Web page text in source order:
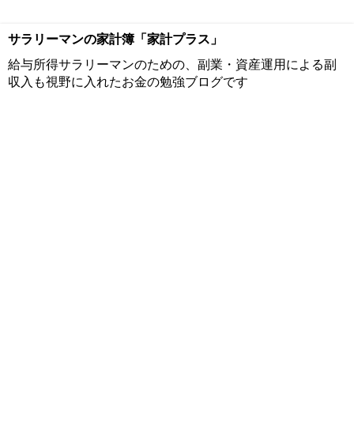
サラリーマンの家計簿「家計プラス」
給与所得サラリーマンのための、副業・資産運用による副
収入も視野に入れたお金の勉強ブログです